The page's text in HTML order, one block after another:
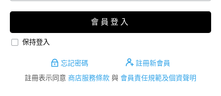
會員登入
保持登入
忘記密碼
註冊新會員
註冊表示同意 商店服務條款 與 會員責任規範及個資聲明